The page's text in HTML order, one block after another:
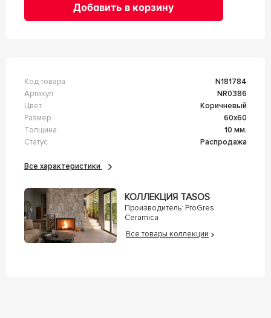
Добавить в корзину
Код товара
n181784
Артикул
NR0386
Цвет
Коричневый
Размер
60x60
Толщина
10 мм.
Статус
Распродажа
Все характеристики
КОЛЛЕКЦИЯ TASOS
Производитель: ProGres
Ceramica
Все товары коллекции